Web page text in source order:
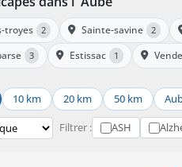
troyes 2 Sainte-savine 2
3 Estissac 1
10 km 20 km 50 km
Filtrer : ASH